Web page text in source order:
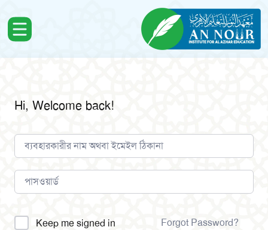
Hi, Welcome back!
Alternative:
Keep me signed in Forgot Password?